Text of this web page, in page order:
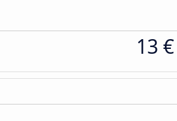
13 €